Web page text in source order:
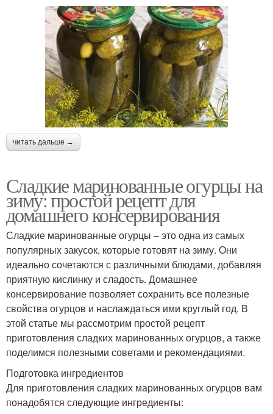
читать дальше →
Сладкие маринованные огурцы на
зиму: простой рецепт для
домашнего консервирования
Сладкие маринованные огурцы – это одна из самых
популярных закусок, которые готовят на зиму. Они
идеально сочетаются с различными блюдами, добавляя
приятную кислинку и сладость. Домашнее
консервирование позволяет сохранить все полезные
свойства огурцов и наслаждаться ими круглый год. В
этой статье мы рассмотрим простой рецепт
приготовления сладких маринованных огурцов, а также
поделимся полезными советами и рекомендациями.
Подготовка ингредиентов
Для приготовления сладких маринованных огурцов вам
понадобятся следующие ингредиенты: